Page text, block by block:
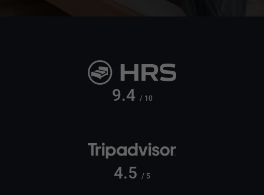
9.4 / 10
4.5 / 5